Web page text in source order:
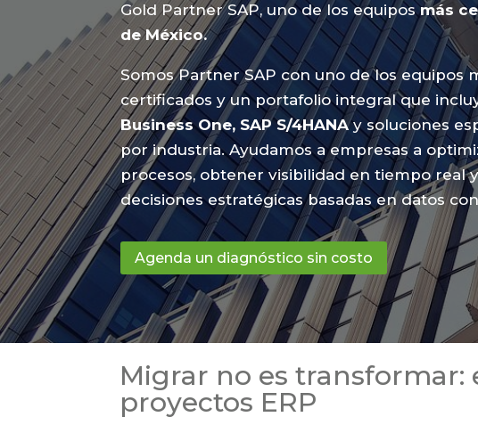
Gold Partner SAP, uno de los equiposmás
de México.
Somos Partner SAP con uno de los equipos
certificados y un portafolio integral que
Business One, SAP S/4HANAy soluciones
por industria. Ayudamos a empresas a
procesos, obtener visibilidad en tiempo real
decisiones estratégicas basadas en datos
Agenda un diagnóstico sin costo
Migrar no es
proyectos ERP